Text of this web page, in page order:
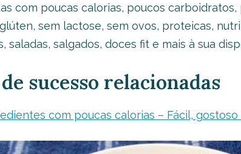
com poucas calorias, poucos
sem lactose, sem ovos, proteicas,
saladas, salgados, doces fit e mais à sua
sucesso relacionadas
com poucas calorias – Fácil,